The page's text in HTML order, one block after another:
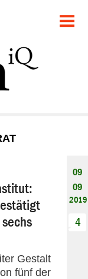
Gestalt
fünf der
09
09
2019
4